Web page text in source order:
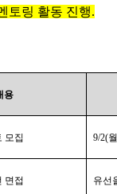
토링 활동 진행.
용
모집 9/2(
면접 유선